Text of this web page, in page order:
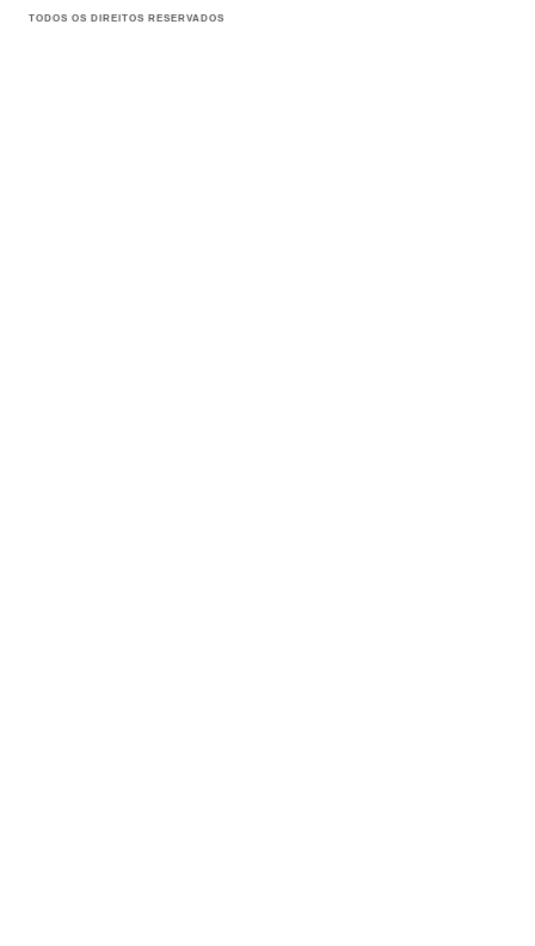
TODOS OS DIREITOS RESERVADOS